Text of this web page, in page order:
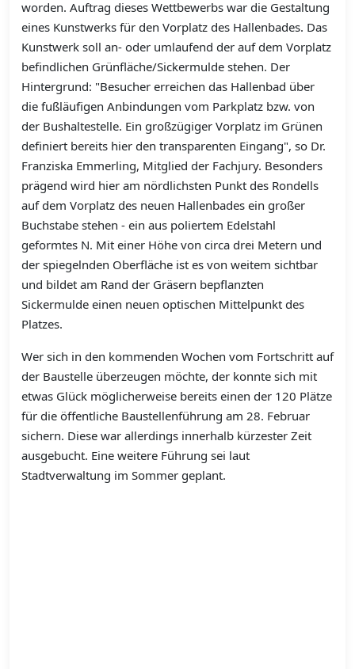
worden. Auftrag dieses Wettbewerbs war die Gestaltung
eines Kunstwerks für den Vorplatz des Hallenbades. Das
Kunstwerk soll an- oder umlaufend der auf dem Vorplatz
befindlichen Grünfläche/Sickermulde stehen. Der
Hintergrund: "Besucher erreichen das Hallenbad über
die fußläufigen Anbindungen vom Parkplatz bzw. von
der Bushaltestelle. Ein großzügiger Vorplatz im Grünen
definiert bereits hier den transparenten Eingang", so Dr.
Franziska Emmerling, Mitglied der Fachjury. Besonders
prägend wird hier am nördlichsten Punkt des Rondells
auf dem Vorplatz des neuen Hallenbades ein großer
Buchstabe stehen - ein aus poliertem Edelstahl
geformtes N. Mit einer Höhe von circa drei Metern und
der spiegelnden Oberfläche ist es von weitem sichtbar
und bildet am Rand der Gräsern bepflanzten
Sickermulde einen neuen optischen Mittelpunkt des
Platzes.
Wer sich in den kommenden Wochen vom Fortschritt auf
der Baustelle überzeugen möchte, der konnte sich mit
etwas Glück möglicherweise bereits einen der 120 Plätze
für die öffentliche Baustellenführung am 28. Februar
sichern. Diese war allerdings innerhalb kürzester Zeit
ausgebucht. Eine weitere Führung sei laut
Stadtverwaltung im Sommer geplant.